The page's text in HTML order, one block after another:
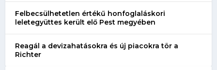
Felbecsülhetetlen értékű honfoglaláskori
leletegyüttes került elő Pest megyében
Reagál a devizahatásokra és új piacokra tör a
Richter